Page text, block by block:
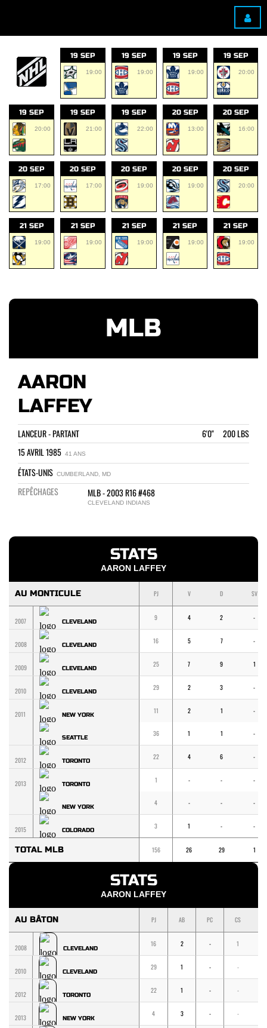
19 SEP
19:00
19 SEP
19:00
19 SEP
19:00
19 SEP
20:00
19 SEP
20:00
19 SEP
21:00
19 SEP
22:00
20 SEP
13:00
20 SEP
16:00
20 SEP
17:00
20 SEP
17:00
20 SEP
19:00
20 SEP
19:00
20 SEP
20:00
21 SEP
19:00
21 SEP
19:00
21 SEP
19:00
21 SEP
19:00
21 SEP
19:00
MLB
AARON
LAFFEY
LANCEUR - PARTANT
6'0" 200 LBS
15 AVRIL 1985 41 ANS
ÉTATS-UNIS CUMBERLAND, MD
REPÊCHAGES MLB - 2003 R16 #468
CLEVELAND INDIANS
STATS
AARON LAFFEY
AU MONTICULE PJ V D SV
2007 CLEVELAND 9 4 2 -
2008 CLEVELAND 16 5 7 -
2009 CLEVELAND 25 7 9 1
2010 CLEVELAND 29 2 3 -
2011 NEW YORK 11 2 1 -
SEATTLE 36 1 1 -
2012 TORONTO 22 4 6 -
2013 TORONTO 1 - - -
NEW YORK 4 - - -
2015 COLORADO 3 1 - -
TOTAL MLB 156 26 29 1
STATS
AARON LAFFEY
AU BÂTON PJ AB PC CS
2008 CLEVELAND
16 2 - 1
2010 CLEVELAND
29 1 - -
2012 TORONTO
22 1 - -
2013 NEW YORK
4 3 - -